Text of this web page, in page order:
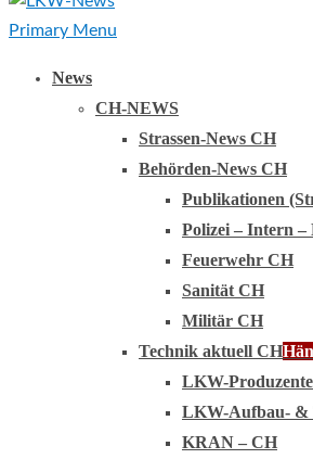
Primary Menu
News
CH-NEWS
Strassen-News CH
Behörden-News CH
Publikationen
Polizei – Intern –
Feuerwehr CH
Sanität CH
Militär CH
Technik aktuell CH
LKW-
LKW-Aufbau- &
KRAN – CH